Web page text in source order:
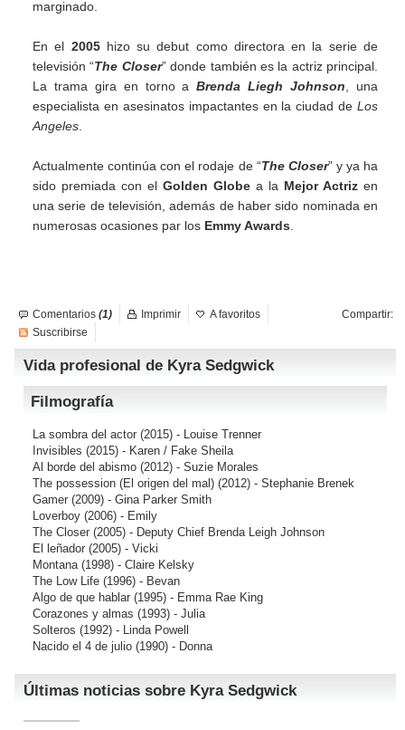
marginado.
En el 2005 hizo su debut como directora en la serie de
televisión “The Closer” donde también es la actriz principal.
La trama gira en torno aBrenda Liegh Johnson , una
especialista en asesinatos impactantes en la ciudad de Los
Angeles
Actualmente continúa con el rodaje de “The Closer” y ya ha
sido premiada con el Golden Globe a la Mejor Actriz en
una serie de televisión, además de haber sido nominada en
numerosas ocasiones par los Emmy Awards
Comentarios (1) Compartir:
Imprimir
A favoritos
Suscribirse
Vida profesional de Kyra Sedgwick
Filmografía
La sombra del actor (2015) - Louise Trenner
Invisibles (2015) - Karen / Fake Sheila
Al borde del abismo (2012) - Suzie Morales
The possession (El origen del mal) (2012) - Stephanie Brenek
Gamer (2009) - Gina Parker Smith
Loverboy (2006) - Emily
The Closer (2005) - Deputy Chief Brenda Leigh Johnson
El leñador (2005) - Vicki
Montana(1998) - Claire Kelsky
The Low Life (1996) - Bevan
Algo de que hablar (1995) - Emma Rae King
Corazones y almas (1993) - Julia
Solteros (1992) - Linda Powell
Nacido el 4 de julio (1990) - Donna
Últimas noticias sobre Kyra Sedgwick